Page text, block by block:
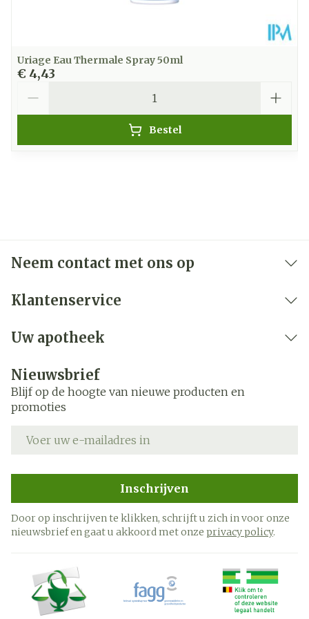
Uriage Eau Thermale Spray 50ml
€ 4,43
Bestel
Neem contact met ons op
Klantenservice
Uw apotheek
Nieuwsbrief
Blijf op de hoogte van nieuwe producten en
promoties
Inschrijven
Door op inschrijven te klikken, schrijft u zich in voor onze
nieuwsbrief en gaat u akkoord met onze privacy policy.